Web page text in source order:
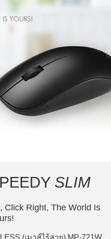
SLIM
Click Right, The World Is